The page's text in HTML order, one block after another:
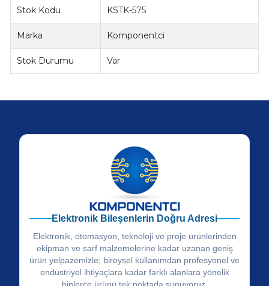
Stok Kodu KSTK-575
Marka Komponentci
Stok Durumu Var
Elektronik Bileşenlerin Doğru Adresi
Elektronik, otomasyon, teknoloji ve proje ürünlerinden
ekipman ve sarf malzemelerine kadar uzanan geniş
ürün yelpazemizle; bireysel kullanımdan profesyonel ve
endüstriyel ihtiyaçlara kadar farklı alanlara yönelik